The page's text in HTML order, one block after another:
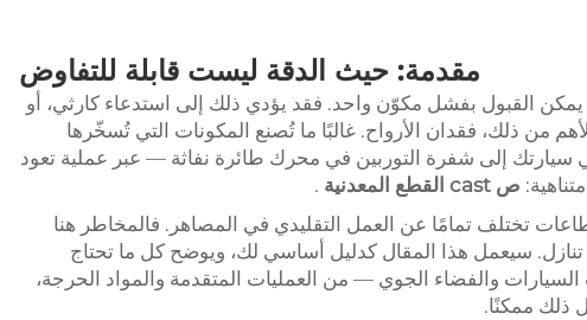
مقدمة: حيث الدقة ليست قابلة للتفاوض
القبول بفشل مكوّن واحد. فقد يؤدي ذلك إلى استدعاء كارثي، أو
من ذلك، فقدان الأرواح. غالبًا ما تُصنع المكونات التي تُسخّرها
سيارتك إلى شفرة التوربين في محرك طائرة نفاثة — عبر عملية تعود
ص cast القطع المعدنية
.
تختلف تمامًا عن العمل التقليدي في المصاهر. فالمخاطر هنا
تنازل. سيعمل هذا المقال كدليل أساسي لك، ويوضح كل ما تحتاج
والفضاء الجوي — من العمليات المتقدمة والمواد الحرجة،
ذلك ممكنًا.